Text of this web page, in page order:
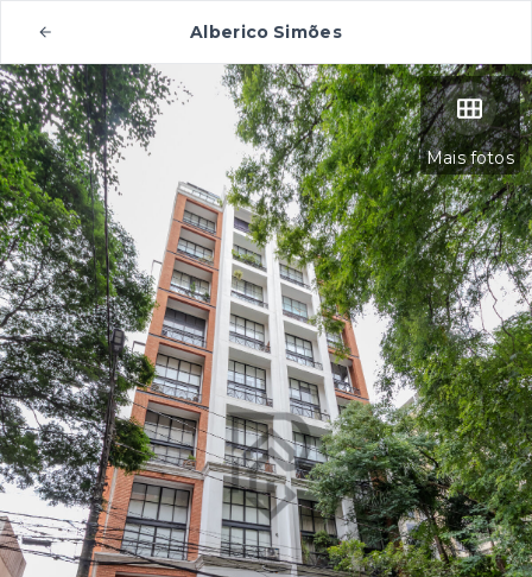
Alberico Simões
Mais fotos